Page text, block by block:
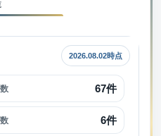
2026.08.02時点
67件
6件